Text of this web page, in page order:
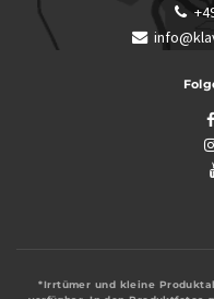
*Irrtümer und kleine